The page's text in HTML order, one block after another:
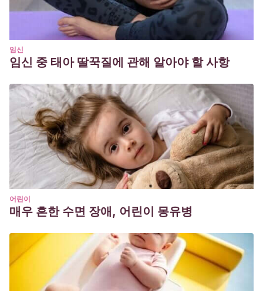
임신
임신 중 태아 딸꾹질에 관해 알아야 할 사항
어린이
매우 흔한 수면 장애, 어린이 몽유병